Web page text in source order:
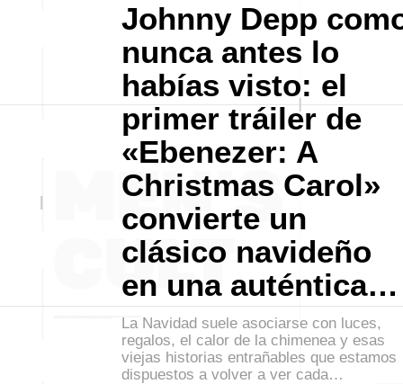
Johnny Depp
nunca antes lo
habías visto: el
primer tráiler de
«Ebenezer: A
Christmas Carol»
convierte un
clásico navideño
en una auténtica…
La Navidad suele asociarse con luces,
regalos, el calor de la chimenea y esas
viejas historias entrañables que estamos
dispuestos a volver a ver cada…